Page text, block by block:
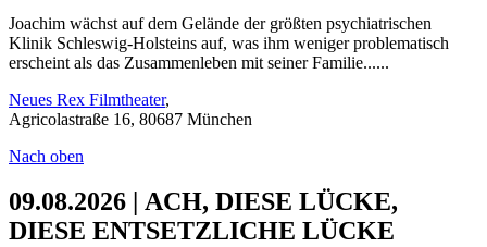
Joachim wächst auf dem Gelände der größten psychiatrischen
Klinik Schleswig-Holsteins auf, was ihm weniger problematisch
erscheint als das Zusammenleben mit seiner Familie......
Neues Rex Filmtheater,
Agricolastraße 16, 80687 München
Nach oben
09.08.2026 | ACH, DIESE LÜCKE,
DIESE ENTSETZLICHE LÜCKE